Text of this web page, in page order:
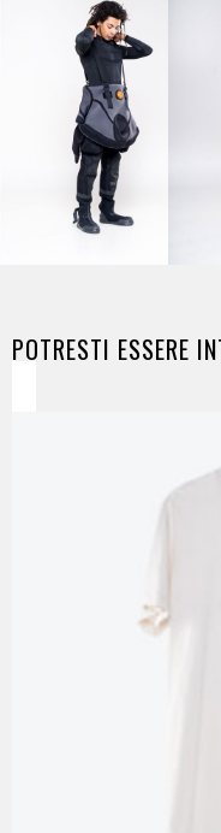
POTRESTI ESSERE